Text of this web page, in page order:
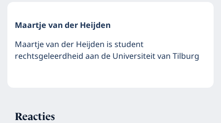
Maartje van der Heijden
Maartje van der Heijden is student
rechtsgeleerdheid aan de Universiteit van Tilburg
Reacties